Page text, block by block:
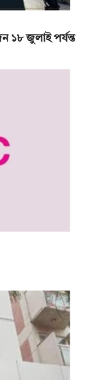
১৮ জুলাই পর্যন্ত